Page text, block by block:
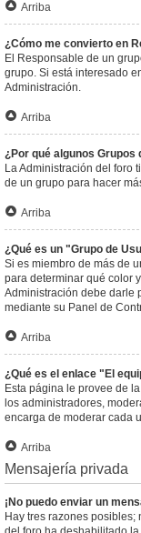
Arriba
¿Cómo me convierto en
El Responsable de un
grupo. Si está interesado
Administración.
Arriba
¿Por qué algunos
La Administración del foro
de un grupo para hacer
Arriba
¿Qué es un "Grupo de
Si es miembro de más de
para determinar qué color
Administración debe darle
mediante su Panel de
Arriba
¿Qué es el enlace "El
Esta página le provee de
los administradores,
encarga de moderar cada
Arriba
Mensajería privada
¡No puedo enviar un
Hay tres razones